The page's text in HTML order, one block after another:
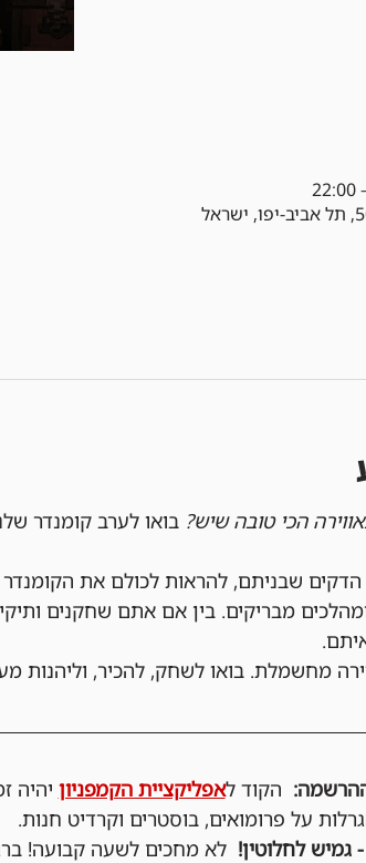
הכי טובה שיש? בואו לערב קומנדר
שבניתם, להראות לכולם את
מבריקים. בין אם אתם שחקנים
מחשמלת. בואו לשחק, להכיר, וליהנות
הקוד לאפליקציית הקמפניון יהיה
על פרומואים, בוסטרים וקרדיט חנות.
לחלוטין! לא מחכים לשעה קבועה!